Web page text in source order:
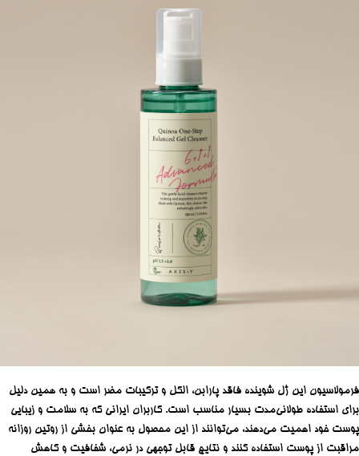
فرمولاسیون این ژل شوینده فاقد پارابن، الکل و ترکیبات مضر است و به همین دلیل
برای استفاده طولانی‌مدت بسیار مناسب است. کاربران ایرانی که به سلامت و زیبایی
پوست خود اهمیت می‌دهند، می‌توانند از این محصول به عنوان بخشی از روتین روزانه
مراقبت از پوست استفاده کنند و نتایج قابل توجهی در نرمی، شفافیت و کاهش